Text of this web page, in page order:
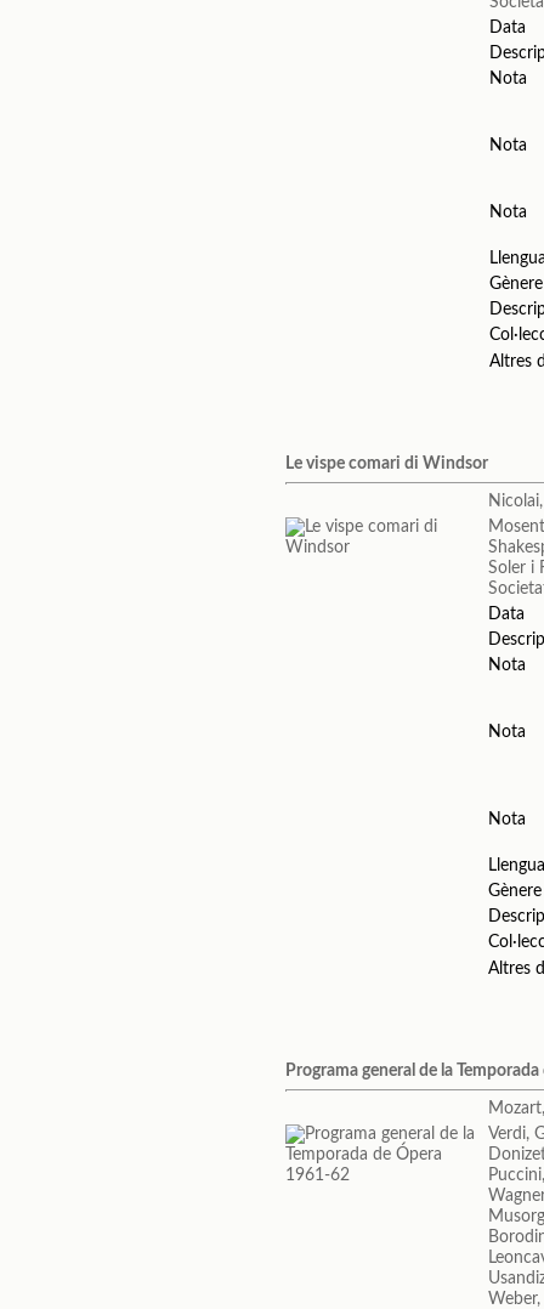
Data
Nota
Nota
Nota
Gènere
Altres
Le vispe comari di Windsor
Soler i
Data
Nota
Nota
Nota
Gènere
Altres
Programa general de la
Verdi,